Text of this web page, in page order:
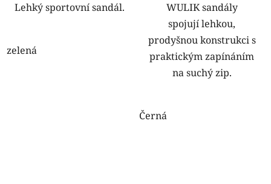
Lehký sportovní sandál.
zelená
WULIK sandály
spojují lehkou,
prodyšnou konstrukci s
praktickým zapínáním
na suchý zip.
Černá